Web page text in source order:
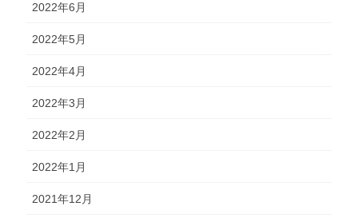
2022年6月
2022年5月
2022年4月
2022年3月
2022年2月
2022年1月
2021年12月